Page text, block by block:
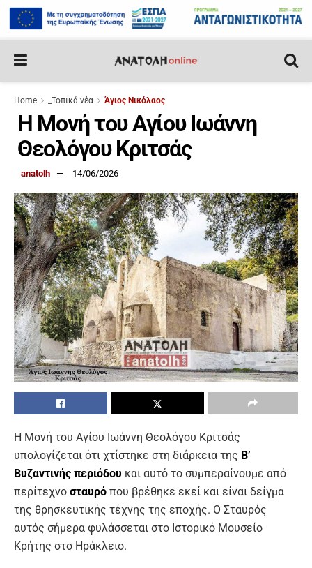
Home _Τοπικά νέα Άγιος Νικόλαος
Η Μονή του Αγίου Ιωάννη
Θεολόγου Κριτσάς
anatolh 14/06/2026
Η Μονή του Αγίου Ιωάννη Θεολόγου Κριτσάς
υπολογίζεται ότι χτίστηκε στη διάρκεια της Β’
Βυζαντινής περιόδου και αυτό το συμπεραίνουμε από
περίτεχνο σταυρό που βρέθηκε εκεί και είναι δείγμα
της θρησκευτικής τέχνης της εποχής. Ο Σταυρός
αυτός σήμερα φυλάσσεται στο Ιστορικό Μουσείο
Κρήτης στο Ηράκλειο.